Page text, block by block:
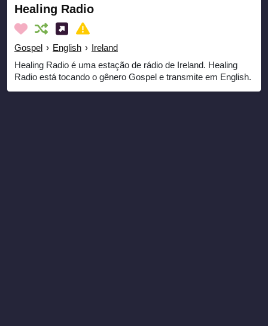
Healing Radio
Gospel › English › Ireland
Healing Radio é uma estação de rádio de Ireland. Healing
Radio está tocando o gênero Gospel e transmite em English.